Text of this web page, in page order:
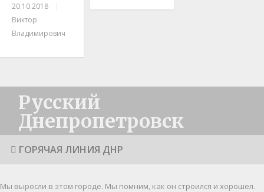
20.10.2018
Виктор
Владимирович
Русский
Днепропетровск
ГОРЯЧАЯ ЛИНИЯ ДНР
Мы выросли в этом городе. Мы помним, как он строился и хорошел.